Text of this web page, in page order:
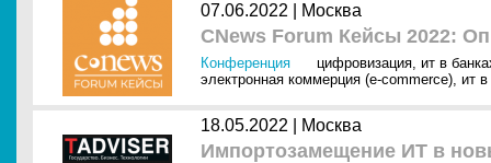
07.06.2022 | Москва
CNews Forum Кейсы 2022:
Конференция цифровизация, ит в
электронная коммерция (e-commerce), ит
18.05.2022 | Москва
Импортозамещение ИТ в